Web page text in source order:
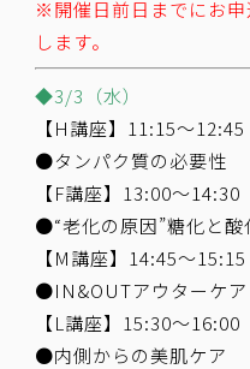
※開催日前日までにお
します。
◆3/3（水）
【H講座】11:15～12:45
●タンパク質の必要性
【F講座】13:00～14:30
●“老化の原因”糖化と酸
【M講座】14:45～15:15
●IN&OUTアウターケア
【L講座】15:30～16:00
●内側からの美肌ケア